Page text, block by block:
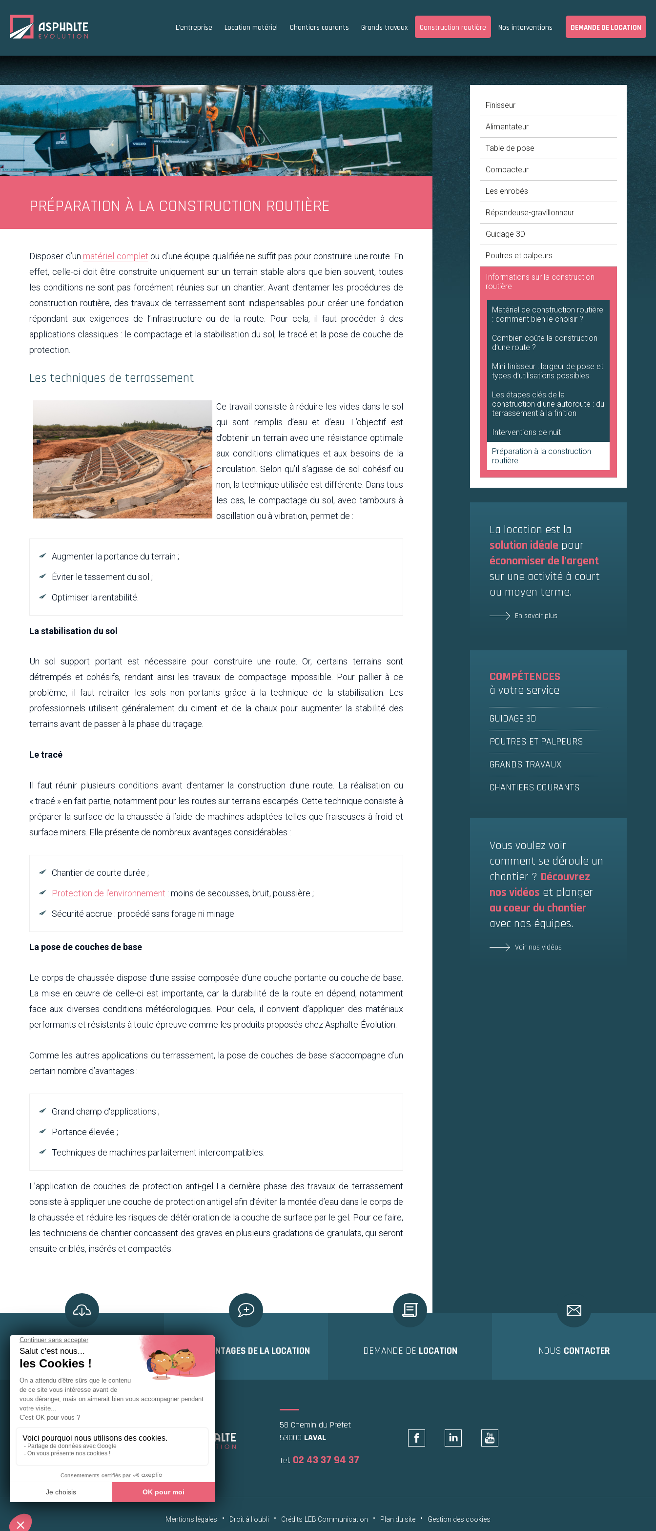
L'entreprise Location matériel Chantiers courants Grands travaux Construction routière Nos interventions DEMANDE DE LOCATION
PRÉPARATION À LA CONSTRUCTION ROUTIÈRE
Disposer d’un matériel complet ou d’une équipe qualifiée ne suffit pas pour construire une route. En
effet, celle-ci doit être construite uniquement sur un terrain stable alors que bien souvent, toutes
les conditions ne sont pas forcément réunies sur un chantier. Avant d’entamer les procédures de
construction routière, des travaux de terrassement sont indispensables pour créer une fondation
répondant aux exigences de l’infrastructure ou de la route. Pour cela, il faut procéder à des
applications classiques : le compactage et la stabilisation du sol, le tracé et la pose de couche de
protection.
Les techniques de terrassement
Ce travail consiste à réduire les vides dans le sol
qui sont remplis d’eau et d’eau. L’objectif est
d’obtenir un terrain avec une résistance optimale
aux conditions climatiques et aux besoins de la
circulation. Selon qu’il s’agisse de sol cohésif ou
non, la technique utilisée est différente. Dans tous
les cas, le compactage du sol, avec tambours à
oscillation ou à vibration, permet de :
Augmenter la portance du terrain ;
Éviter le tassement du sol ;
Optimiser la rentabilité.
La stabilisation du sol
Un sol support portant est nécessaire pour construire une route. Or, certains terrains sont
détrempés et cohésifs, rendant ainsi les travaux de compactage impossible. Pour pallier à ce
problème, il faut retraiter les sols non portants grâce à la technique de la stabilisation. Les
professionnels utilisent généralement du ciment et de la chaux pour augmenter la stabilité des
terrains avant de passer à la phase du traçage.
Le tracé
Il faut réunir plusieurs conditions avant d’entamer la construction d’une route. La réalisation du
« tracé » en fait partie, notamment pour les routes sur terrains escarpés. Cette technique consiste à
préparer la surface de la chaussée à l’aide de machines adaptées telles que fraiseuses à froid et
surface miners. Elle présente de nombreux avantages considérables :
Chantier de courte durée ;
Protection de l’environnement : moins de secousses, bruit, poussière ;
Sécurité accrue : procédé sans forage ni minage.
La pose de couches de base
Le corps de chaussée dispose d’une assise composée d’une couche portante ou couche de base.
La mise en œuvre de celle-ci est importante, car la durabilité de la route en dépend, notamment
face aux diverses conditions météorologiques. Pour cela, il convient d’appliquer des matériaux
performants et résistants à toute épreuve comme les produits proposés chez Asphalte-Évolution.
Comme les autres applications du terrassement, la pose de couches de base s’accompagne d’un
certain nombre d’avantages :
Grand champ d'applications ;
Portance élevée ;
Techniques de machines parfaitement intercompatibles.
L’application de couches de protection anti-gel La dernière phase des travaux de terrassement
consiste à appliquer une couche de protection antigel afin d’éviter la montée d’eau dans le corps de
la chaussée et réduire les risques de détérioration de la couche de surface par le gel. Pour ce faire,
les techniciens de chantier concassent des graves en plusieurs gradations de granulats, qui seront
ensuite criblés, insérés et compactés.
Finisseur
Alimentateur
Table de pose
Compacteur
Les enrobés
Répandeuse-gravillonneur
Guidage 3D
Poutres et palpeurs
Informations sur la construction
routière
Matériel de construction routière
: comment bien le choisir ?
Combien coûte la construction
d’une route ?
Mini finisseur : largeur de pose et
types d’utilisations possibles
Les étapes clés de la
construction d'une autoroute : du
terrassement à la finition
Interventions de nuit
Préparation à la construction
routière
La location est la
solution idéale pour
économiser de l’argent
sur une activité à court
ou moyen terme.
En savoir plus
COMPÉTENCES
à votre service
GUIDAGE 3D
POUTRES ET PALPEURS
GRANDS TRAVAUX
CHANTIERS COURANTS
Vous voulez voir
comment se déroule un
chantier ? Découvrez
nos vidéos et plonger
au coeur du chantier
avec nos équipes.
Voir nos vidéos
TÉLÉCHARGER LA LES AVANTAGES DE LA LOCATION DEMANDE DE LOCATION NOUS CONTACTER
58 Chemin du Préfet
53000 LAVAL
Tel. 02 43 37 94 37
Mentions légales • Droit à l'oubli • Crédits LEB Communication • Plan du site • Gestion des cookies